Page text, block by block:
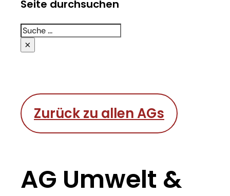
Seite durchsuchen
Suchen
×
Zurück zu allen AGs
AG Umwelt &